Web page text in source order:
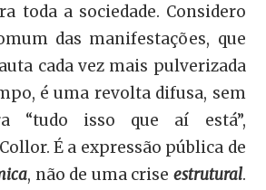
toda a sociedade. Considero
das manifestações, que
cada vez mais pulverizada
é uma revolta difusa, sem
“tudo isso que aí está”,
É a expressão pública de
, não de uma crise estrutural.